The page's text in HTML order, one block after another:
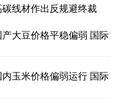
线材作出反规避终裁
大豆价格平稳偏弱 国际
玉米价格偏弱运行 国际